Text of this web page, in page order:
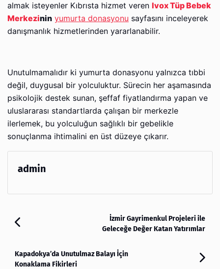
almak isteyenler Kıbrısta hizmet veren Ivox Tüp Bebek
Merkezinin yumurta donasyonu sayfasını inceleyerek
danışmanlık hizmetlerinden yararlanabilir.
Unutulmamalıdır ki yumurta donasyonu yalnızca tıbbi
değil, duygusal bir yolculuktur. Sürecin her aşamasında
psikolojik destek sunan, şeffaf fiyatlandırma yapan ve
uluslararası standartlarda çalışan bir merkezle
ilerlemek, bu yolculuğun sağlıklı bir gebelikle
sonuçlanma ihtimalini en üst düzeye çıkarır.
admin
İzmir Gayrimenkul Projeleri ile
Geleceğe Değer Katan Yatırımlar
Kapadokya’da Unutulmaz Balayı İçin
Konaklama Fikirleri